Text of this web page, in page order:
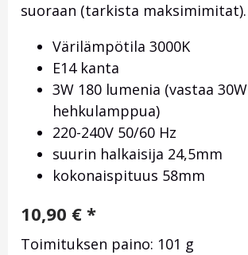
suoraan (tarkista maksimimitat).
Värilämpötila 3000K
E14 kanta
3W 180 lumenia (vastaa 30W
hehkulamppua)
220-240V 50/60 Hz
suurin halkaisija 24,5mm
kokonaispituus 58mm
10,90 € *
Toimituksen paino: 101 g